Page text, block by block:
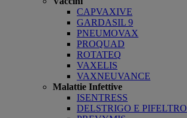
CAPVAXIVE
GARDASIL 9
PNEUMOVAX
PROQUAD
ROTATEQ
VAXELIS
VAXNEUVANCE
Malattie Infettive
ISENTRESS
DELSTRIGO E PIFELTRO